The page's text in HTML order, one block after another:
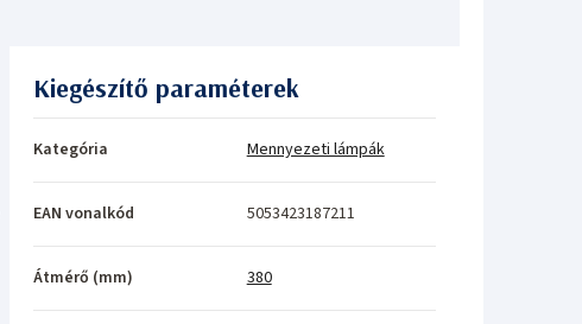
Kiegészítő paraméterek
Kategória Mennyezeti lámpák
EAN vonalkód 5053423187211
Átmérő (mm) 380